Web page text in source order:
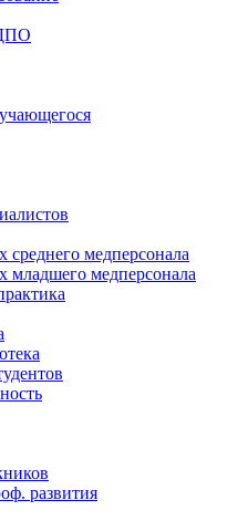
среднего медперсонала
младшего медперсонала
развития